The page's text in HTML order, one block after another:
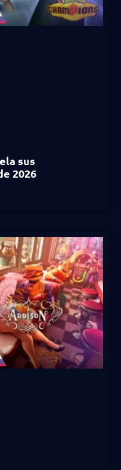
sus
2026